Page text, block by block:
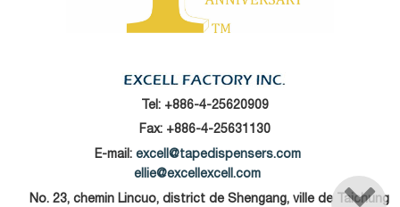
Tel: +886-4-25620909
Fax: +886-4-25631130
E-mail: excell@tapedispensers.com
ellie@excellexcell.com
No. 23, chemin Lincuo, district de Shengang, ville de Taichung